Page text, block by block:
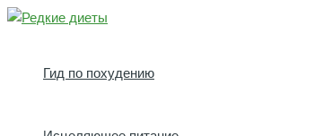
Перейти
Гид по похудению